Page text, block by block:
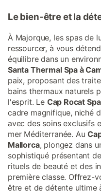
Le bien-être et la
À Majorque, les spas de
ressourcer, à vous
équilibre dans un
Santa Thermal Spa à
paix, proposant des
bains thermaux naturels
l'esprit. Le Cap Rocat
cadre magnifique, niché
avec des soins exclusifs
mer Méditerranée. Au
Mallorca, plongez dans
sophistiqué présentant
rituels de beauté et des
première classe. Offrez-
être et de détente ultime